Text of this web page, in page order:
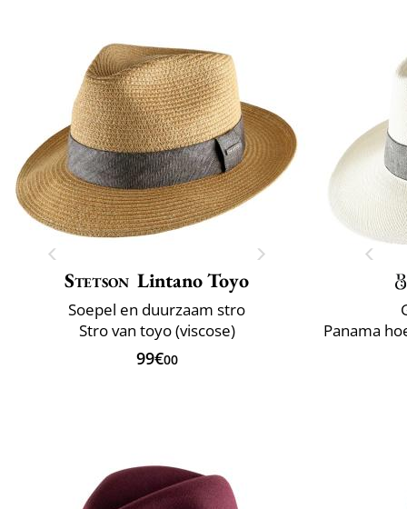
Stetson Lintano Toyo
Soepel en duurzaam stro
Stro van toyo (viscose)
99€00